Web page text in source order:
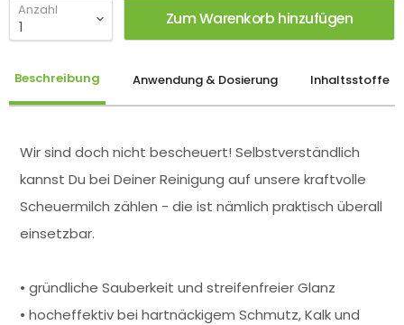
Anzahl Zum Warenkorb hinzufügen
Beschreibung Anwendung & Dosierung Inhaltsstoffe
Wir sind doch nicht bescheuert! Selbstverständlich
kannst Du bei Deiner Reinigung auf unsere kraftvolle
Scheuermilch zählen - die ist nämlich praktisch überall
einsetzbar.
• gründliche Sauberkeit und streifenfreier Glanz
• hocheffektiv bei hartnäckigem Schmutz, Kalk und